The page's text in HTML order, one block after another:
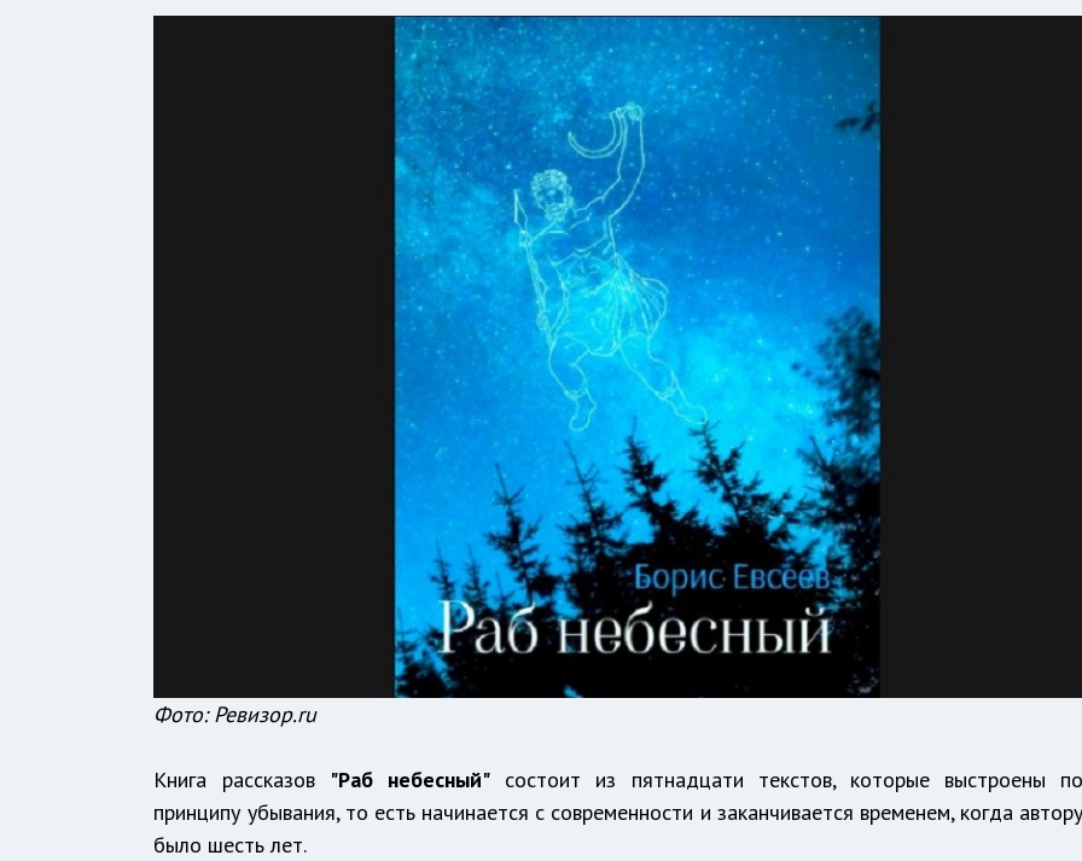
Фото: Ревизор.ru
Книга рассказов "Раб небесный"состоит из пятнадцати текстов, которые выстроены
принципу убывания, то есть начинается с современности и заканчивается временем, когда
было шесть лет.